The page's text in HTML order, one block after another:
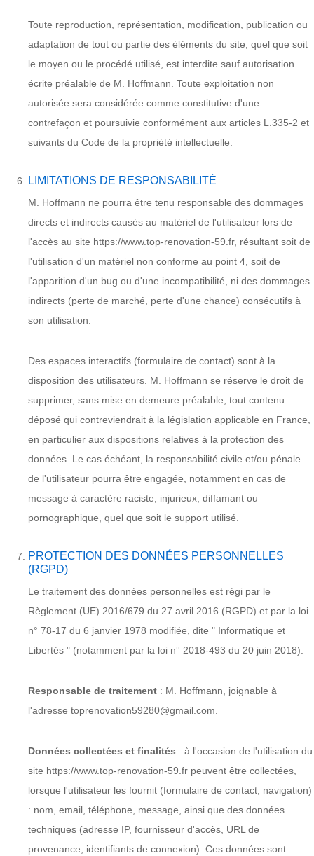
Toute reproduction, représentation, modification, publication ou
adaptation de tout ou partie des éléments du site, quel que soit
le moyen ou le procédé utilisé, est interdite sauf autorisation
écrite préalable de M. Hoffmann. Toute exploitation non
autorisée sera considérée comme constitutive d'une
contrefaçon et poursuivie conformément aux articles L.335-2 et
suivants du Code de la propriété intellectuelle.
LIMITATIONS DE RESPONSABILITÉ
M. Hoffmann ne pourra être tenu responsable des dommages
directs et indirects causés au matériel de l'utilisateur lors de
l'accès au site https://www.top-renovation-59.fr, résultant soit de
l'utilisation d'un matériel non conforme au point 4, soit de
l'apparition d'un bug ou d'une incompatibilité, ni des dommages
indirects (perte de marché, perte d'une chance) consécutifs à
son utilisation.
Des espaces interactifs (formulaire de contact) sont à la
disposition des utilisateurs. M. Hoffmann se réserve le droit de
supprimer, sans mise en demeure préalable, tout contenu
déposé qui contreviendrait à la législation applicable en France,
en particulier aux dispositions relatives à la protection des
données. Le cas échéant, la responsabilité civile et/ou pénale
de l'utilisateur pourra être engagée, notamment en cas de
message à caractère raciste, injurieux, diffamant ou
pornographique, quel que soit le support utilisé.
PROTECTION DES DONNÉES PERSONNELLES
(RGPD)
Le traitement des données personnelles est régi par le
Règlement (UE) 2016/679 du 27 avril 2016 (RGPD) et par la loi
n° 78-17 du 6 janvier 1978 modifiée, dite " Informatique et
Libertés " (notamment par la loi n° 2018-493 du 20 juin 2018).
Responsable de traitement : M. Hoffmann, joignable à
l'adresse toprenovation59280@gmail.com.
Données collectées et finalités : à l'occasion de l'utilisation du
site https://www.top-renovation-59.fr peuvent être collectées,
lorsque l'utilisateur les fournit (formulaire de contact, navigation)
: nom, email, téléphone, message, ainsi que des données
techniques (adresse IP, fournisseur d'accès, URL de
provenance, identifiants de connexion). Ces données sont